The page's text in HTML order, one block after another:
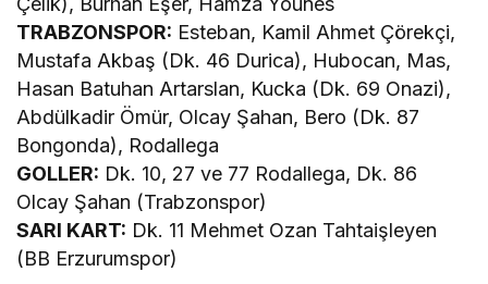
TRABZONSPOR: Esteban, Kamil Ahmet Çörekçi,
Mustafa Akbaş (Dk. 46 Durica), Hubocan, Mas,
Hasan Batuhan Artarslan, Kucka (Dk. 69 Onazi),
Abdülkadir Ömür, Olcay Şahan, Bero (Dk. 87
Bongonda), Rodallega
GOLLER: Dk. 10, 27 ve 77 Rodallega, Dk. 86
Olcay Şahan (Trabzonspor)
SARI KART: Dk. 11 Mehmet Ozan Tahtaişleyen
(BB Erzurumspor)